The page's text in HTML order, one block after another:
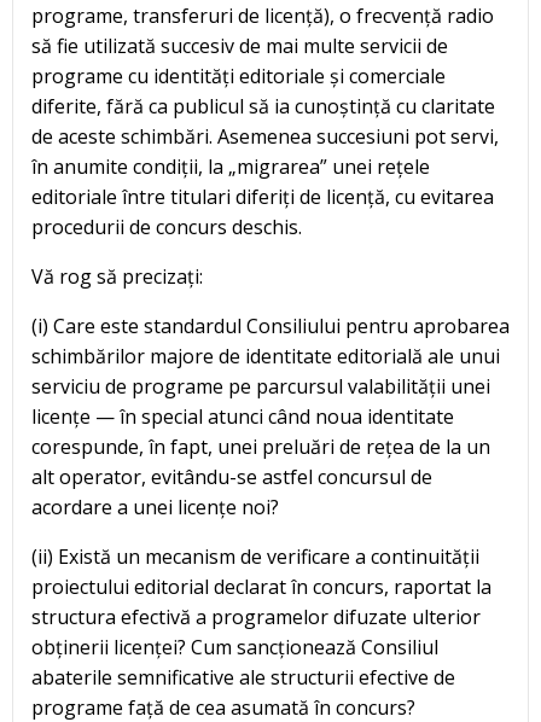
programe, transferuri de licență), o frecvență radio
să fie utilizată succesiv de mai multe servicii de
programe cu identități editoriale și comerciale
diferite, fără ca publicul să ia cunoștință cu claritate
de aceste schimbări. Asemenea succesiuni pot servi,
în anumite condiții, la „migrarea” unei rețele
editoriale între titulari diferiți de licență, cu evitarea
procedurii de concurs deschis.
Vă rog să precizați:
(i) Care este standardul Consiliului pentru aprobarea
schimbărilor majore de identitate editorială ale unui
serviciu de programe pe parcursul valabilității unei
licențe — în special atunci când noua identitate
corespunde, în fapt, unei preluări de rețea de la un
alt operator, evitându-se astfel concursul de
acordare a unei licențe noi?
(ii) Există un mecanism de verificare a continuității
proiectului editorial declarat în concurs, raportat la
structura efectivă a programelor difuzate ulterior
obținerii licenței? Cum sancționează Consiliul
abaterile semnificative ale structurii efective de
programe față de cea asumată în concurs?